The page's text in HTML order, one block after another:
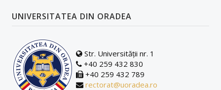
UNIVERSITATEA DIN ORADEA
Str. Universității nr. 1
+40 259 432 830
+40 259 432 789
rectorat@uoradea.ro